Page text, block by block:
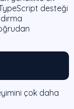
desteği
çok daha